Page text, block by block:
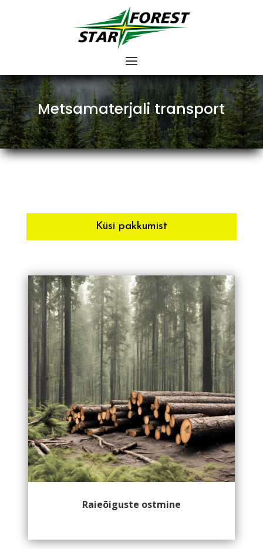
Metsamaterjali transport
Küsi pakkumist
Raieõiguste ostmine